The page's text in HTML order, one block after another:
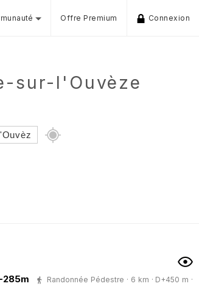
Offre Premium Connexion
sur-l'Ouvèze
285m
Randonnée Pédestre · 6 km · D+450 m ·